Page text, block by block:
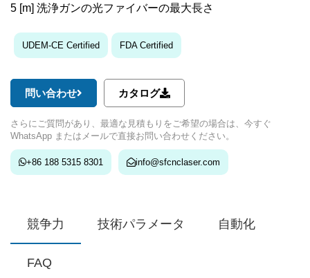
5 [m] 洗浄ガンの光ファイバーの最大長さ
UDEM-CE Certified FDA Certified
問い合わせ カタログ
さらにご質問があり、最適な見積もりをご希望の場合は、今すぐ
WhatsApp またはメールで直接お問い合わせください。
+86 188 5315 8301 info@sfcnclaser.com
競争力 技術パラメータ 自動化
FAQ